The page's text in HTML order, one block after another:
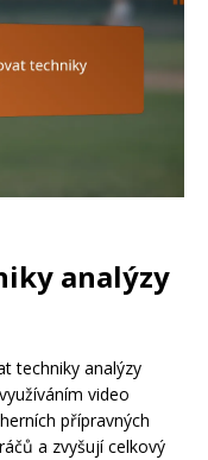
analýzy
techniky analýzy
video
přípravných
a zvyšují celkový